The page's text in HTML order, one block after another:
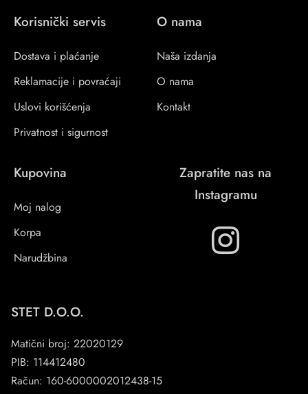
Korisnički servis
Dostava i plaćanje
Reklamacije i povraćaji
Uslovi korišćenja
Privatnost i sigurnost
O nama
Naša izdanja
O nama
Kontakt
Kupovina
Moj nalog
Korpa
Narudžbina
Zapratite nas na
Instagramu
STET D.O.O.
Matični broj: 22020129
PIB: 114412480
Račun: 160-6000002012438-15